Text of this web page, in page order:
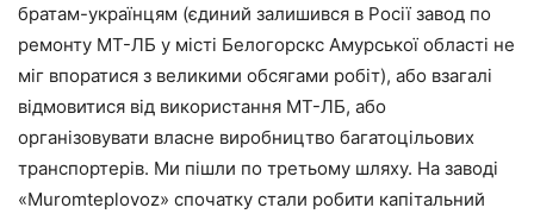
братам-українцям (єдиний залишився в Росії завод по
ремонту МТ-ЛБ у місті Белогорскс Амурської області не
міг впоратися з великими обсягами робіт), або взагалі
відмовитися від використання МТ-ЛБ, або
організовувати власне виробництво багатоцільових
транспортерів. Ми пішли по третьому шляху. На заводі
«Muromteplovoz» спочатку стали робити капітальний